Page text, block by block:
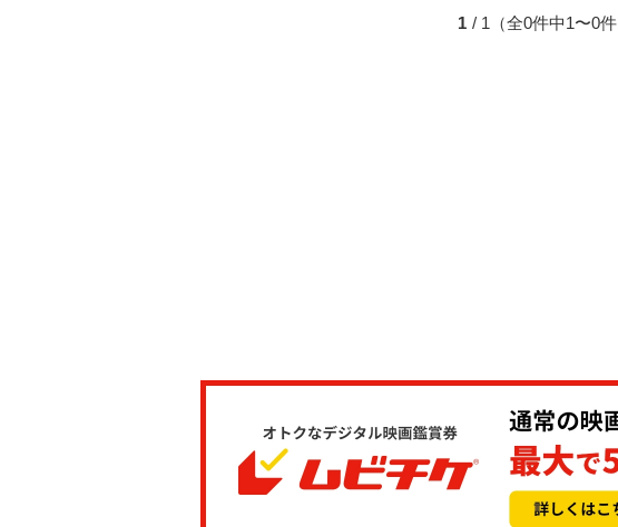
1 / 1（全0件中1〜0件